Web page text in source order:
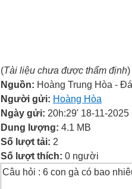
(Tài liệu chưa được thẩm định)
Nguồn: Hoàng Trung Hòa -
Người gửi: Hoàng Hòa
Ngày gửi: 20h:29' 18-11-2025
Dung lượng: 4.1 MB
Số lượt tải: 2
Số lượt thích: 0 người
Câu hỏi : 6 con gà có bao